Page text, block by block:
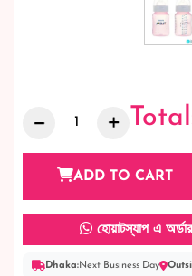
ADD TO CART
হোয়াটস্যাপ এ
Dhaka:Next Business Day